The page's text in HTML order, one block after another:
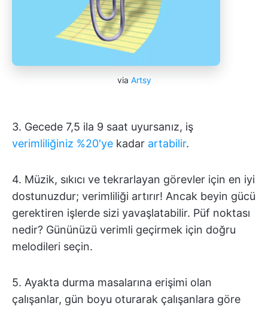
via Artsy
3. Gecede 7,5 ila 9 saat uyursanız, iş
verimliliğiniz %20'ye kadar artabilir.
4. Müzik, sıkıcı ve tekrarlayan görevler için en iyi
dostunuzdur; verimliliği artırır! Ancak beyin gücü
gerektiren işlerde sizi yavaşlatabilir. Püf noktası
nedir? Gününüzü verimli geçirmek için doğru
melodileri seçin.
5. Ayakta durma masalarına erişimi olan
çalışanlar, gün boyu oturarak çalışanlara göre